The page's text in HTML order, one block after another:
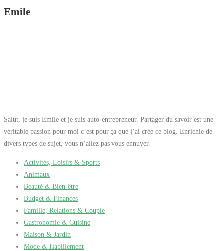
Emile
Salut, je suis Emile et je suis auto-entrepreneur. Partager du savoir est une
véritable passion pour moi c’est pour ça que j’ai créé ce blog. Enrichie de
divers types de sujet, vous n’allez pas vous ennuyer.
Activités, Loisirs & Sports
Animaux
Beauté & Bien-être
Budget & Finances
Famille, Relations & Couple
Gastronomie & Cuisine
Maison & Jardin
Mode & Habillement